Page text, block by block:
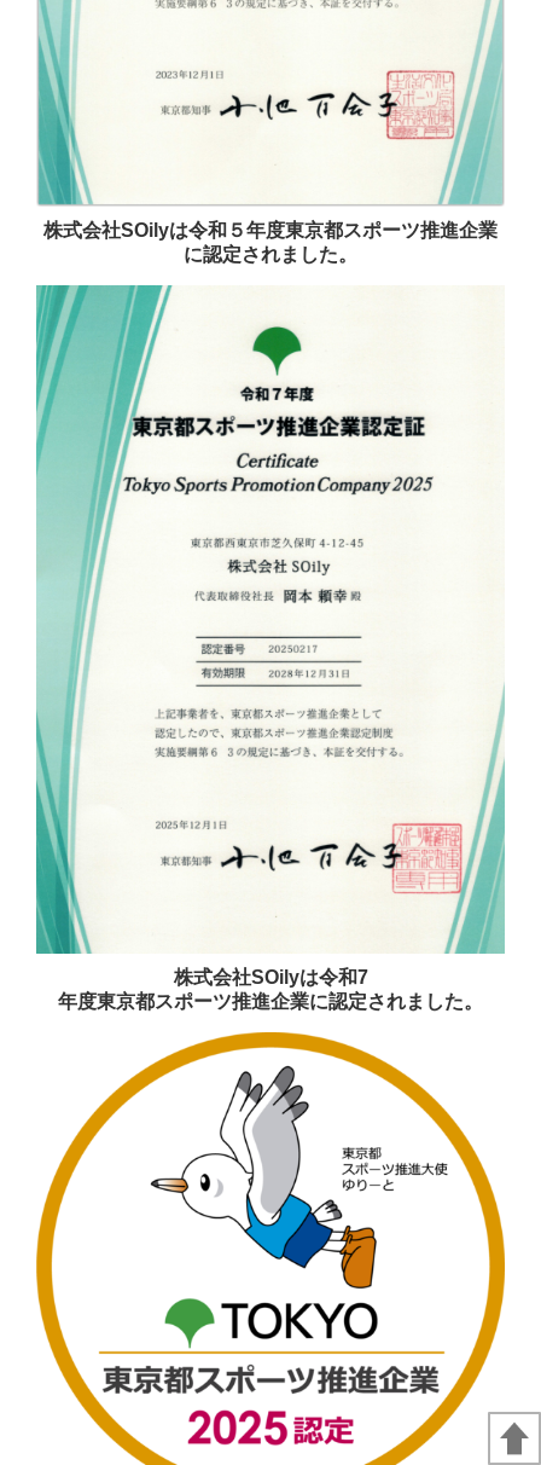
株式会社SOilyは令和５年度東京都スポーツ推進企業
に認定されました。
株式会社SOilyは令和7
年度東京都スポーツ推進企業に認定されました。